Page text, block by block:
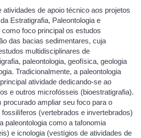
de apoio técnico aos projetos
Estratigrafia, Paleontologia e
como foco principal os estudos
das bacias sedimentares, cuja
multidisciplinares de
paleontologia, geofísica, geologia
Tradicionalmente, a paleontologia
atividade dedicando-se ao
e outros microfósseis (bioestratigrafia).
procurado ampliar seu foco para o
(vertebrados e invertebrados)
paleontologia como a tafonomia
e icnologia (vestígios de atividades de